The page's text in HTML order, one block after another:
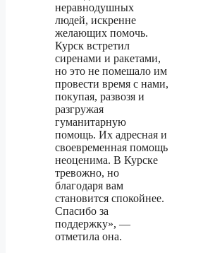
неравнодушных
людей, искренне
желающих помочь.
Курск встретил
сиренами и ракетами,
но это не помешало им
провести время с нами,
покупая, развозя и
разгружая
гуманитарную
помощь. Их адресная и
своевременная помощь
неоценима. В Курске
тревожно, но
благодаря вам
становится спокойнее.
Спасибо за
поддержку», —
отметила она.